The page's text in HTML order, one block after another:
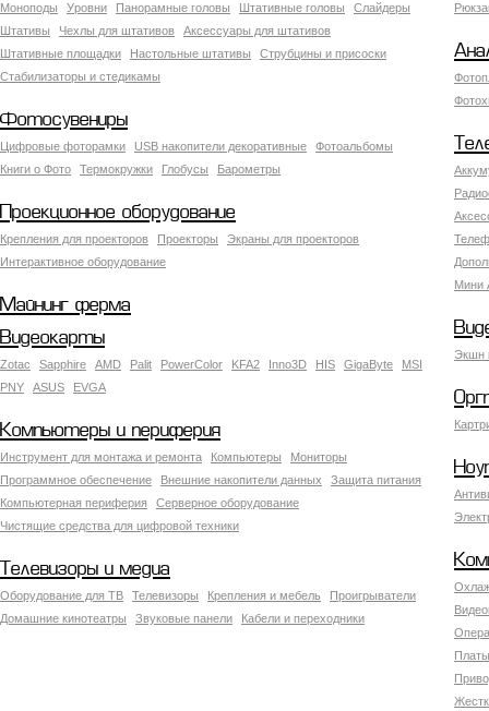
Моноподы Уровни Панорамные головы Штативные головы
Слайдеры
Штативы
Чехлы для штативов
Аксессуары для штативов
Штативные площадки
Настольные штативы
Струбцины и присоски
Стабилизаторы и стедикамы
Фотосувениры
Цифровые фоторамки USB накопители декоративные
Фотоальбомы
Книги о Фото
Термокружки Глобусы Барометры
Мини
Проекционное оборудование
Крепления для проекторов Проекторы
Экраны для проекторов
Интерактивное оборудование
Майнинг ферма
Экшн
Видеокарты
Zotac Sapphire AMD Palit PowerColor KFA2 Inno3D HIS GigaByte
MSI
PNY
ASUS EVGA
Компьютеры и периферия
Инструмент для монтажа и ремонта Компьютеры
Мониторы
Программное обеспечение
Внешние накопители данных
Защита питания
Компьютерная периферия
Серверное оборудование
Чистящие средства для цифровой техники
Телевизоры и медиа
Оборудование для ТВ Телевизоры Крепления и мебель
Проигрыватели
Домашние кинотеатры
Звуковые панели Кабели и переходники